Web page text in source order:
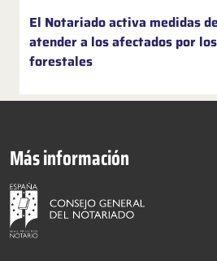
El Notariado activa medidas
atender a los afectados por
forestales
Más información